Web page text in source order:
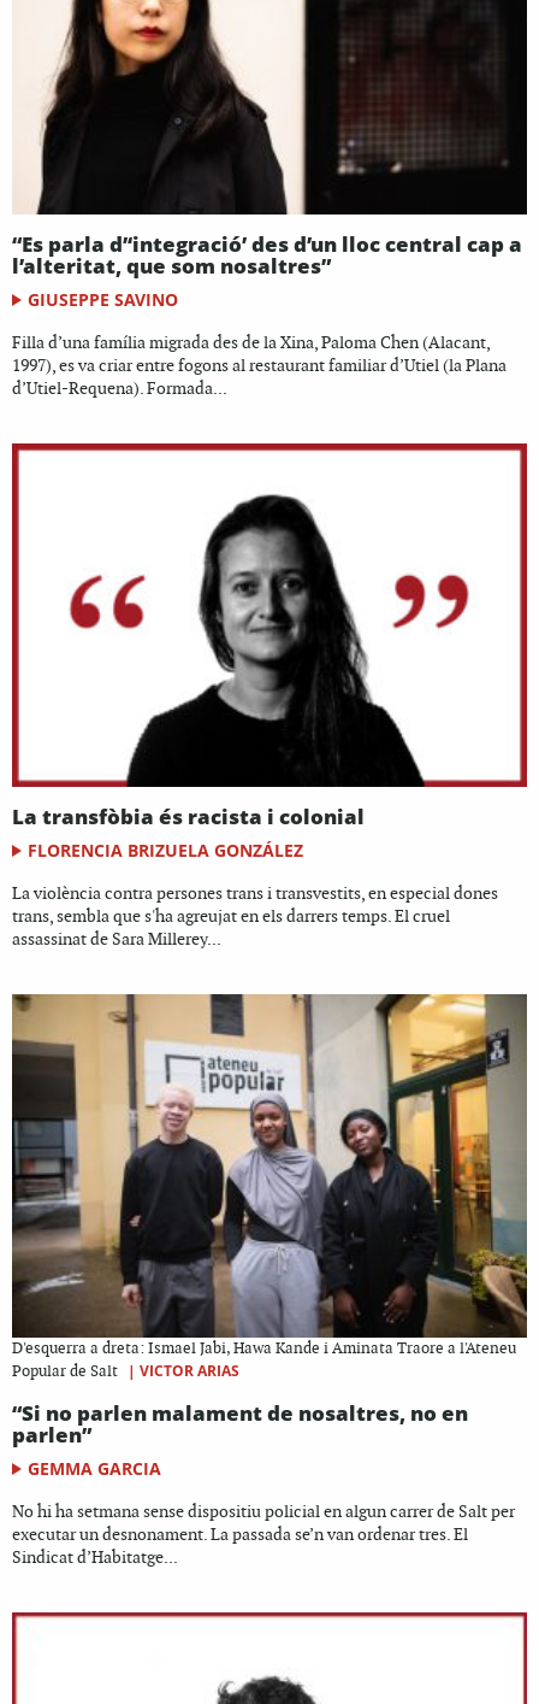
“Es parla d’‘integració’ des d’un lloc central cap a
l’alteritat, que som nosaltres”
GIUSEPPE SAVINO
Filla d’una família migrada des de la Xina, Paloma Chen (Alacant,
1997), es va criar entre fogons al restaurant familiar d’Utiel (la Plana
d’Utiel-Requena). Formada...
La transfòbia és racista i colonial
FLORENCIA BRIZUELA GONZÁLEZ
La violència contra persones trans i transvestits, en especial dones
trans, sembla que s'ha agreujat en els darrers temps. El cruel
assassinat de Sara Millerey...
D'esquerra a dreta: Ismael Jabi, Hawa Kande i Aminata Traore a l'Ateneu
Popular de Salt
| VICTOR ARIAS
“Si no parlen malament de nosaltres, no en
parlen”
GEMMA GARCIA
No hi ha setmana sense dispositiu policial en algun carrer de Salt per
executar un desnonament. La passada se’n van ordenar tres. El
Sindicat d’Habitatge...